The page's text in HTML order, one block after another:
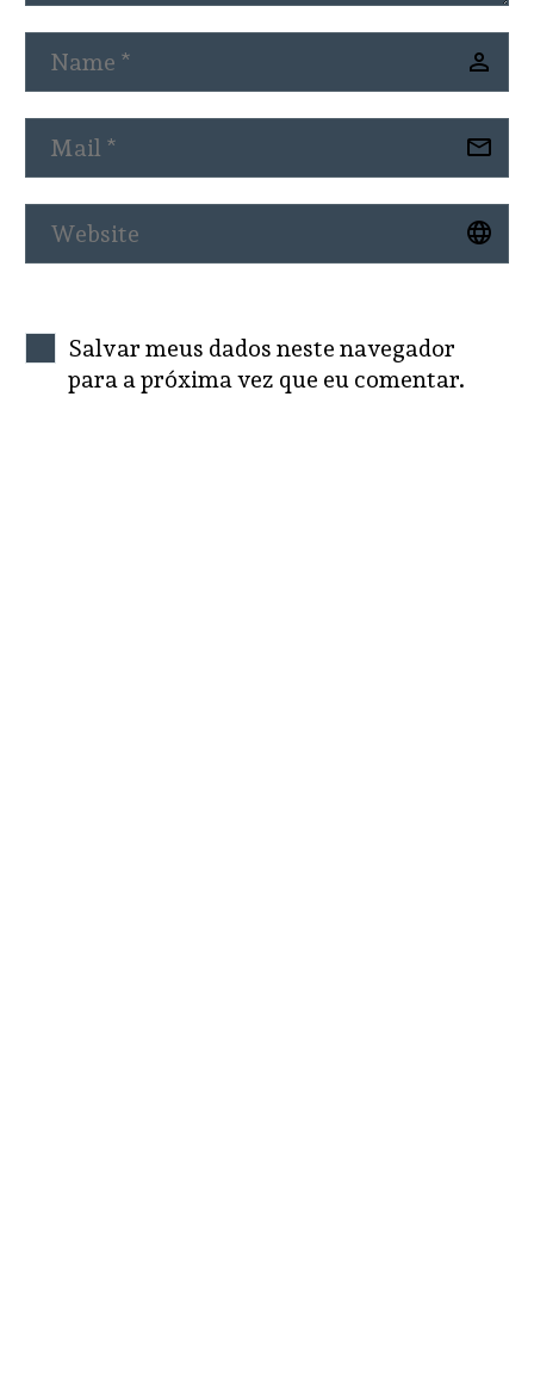
Salvar meus dados neste navegador
para a próxima vez que eu comentar.